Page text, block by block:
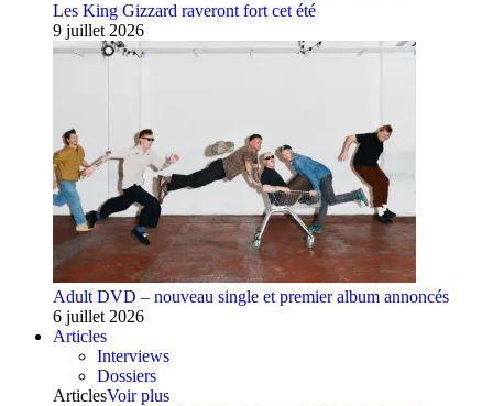
Les King Gizzard raveront fort cet été
9 juillet 2026
Adult DVD – nouveau single et premier album annoncés
6 juillet 2026
Articles
Interviews
Dossiers
ArticlesVoir plus